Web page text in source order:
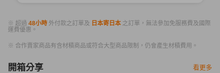
※ 超過 48小時 外付款之訂單及 日本寄日本 之訂單，無法參加免服務費及國際
運費優惠。
※ 合作賣家商品有含材積商品或符合大型商品限制，仍會產生材積費用。
開箱分享 看更多